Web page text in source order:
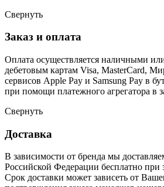
Свернуть
Заказ и оплата
Оплата осуществляется наличными
дебетовым картам Visa, MasterCard,
сервисов Apple Pay и Samsung Pay в
при помощи платежного агрегатора в
Свернуть
Доставка
В зависимости от бренда мы
Российской Федерации бесплатно при
Срок доставки может зависеть от